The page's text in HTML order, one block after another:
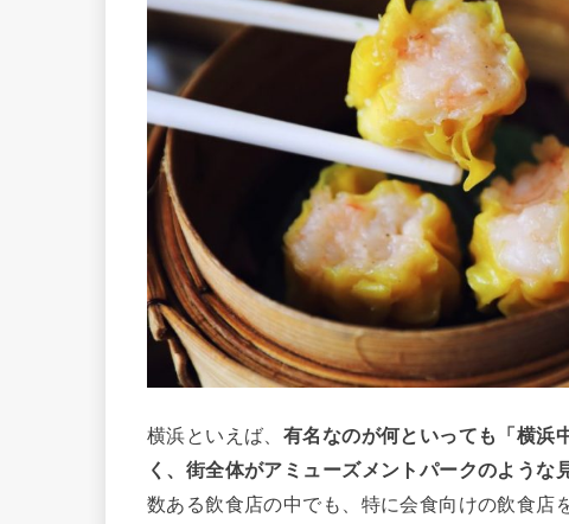
横浜といえば、 有名なのが何といっても「横浜
く、街全体がアミューズメントパークのような
数ある飲食店の中でも、特に会食向けの飲食店